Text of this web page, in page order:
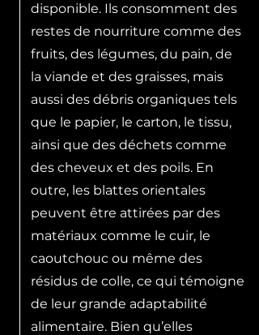
disponible. Ils consomment des
restes de nourriture comme des
fruits, des légumes, du pain, de
la viande et des graisses, mais
aussi des débris organiques tels
que le papier, le carton, le tissu,
ainsi que des déchets comme
des cheveux et des poils. En
outre, les blattes orientales
peuvent être attirées par des
matériaux comme le cuir, le
caoutchouc ou même des
résidus de colle, ce qui témoigne
de leur grande adaptabilité
alimentaire. Bien qu’elles